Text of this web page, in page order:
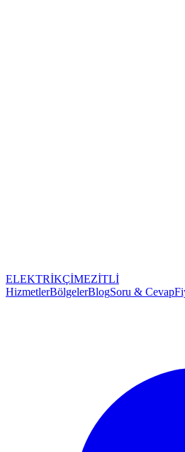
ELEKTRİKÇİMEZİTLİ
HizmetlerBölgelerBlogSoru & Cevap